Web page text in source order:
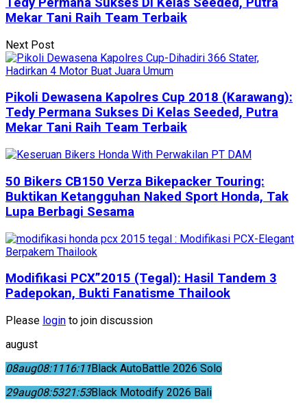
Mekar Tani Raih Team Terbaik
Next Post
Pikoli Dewasena Kapolres Cup 2018 (Karawang):
Tedy Permana Sukses Di Kelas Seeded, Putra
Mekar Tani Raih Team Terbaik
50 Bikers CB150 Verza Bikepacker Touring:
Buktikan Ketangguhan Naked Sport Honda, Tak
Lupa Berbagi Sesama
Modifikasi PCX”2015 (Tegal): Hasil Tandem 3
Padepokan, Bukti Fanatisme Thailook
Please login to join discussion
august
08aug08:1116:11Black AutoBattle 2026 Solo
29aug08:5321:53Black Motodify 2026 Bali